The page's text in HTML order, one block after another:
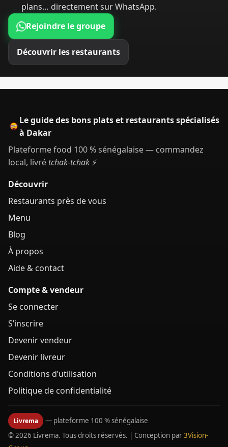
plans… directement sur WhatsApp.
Rejoindre le groupe
Découvrir les restaurants
Le guide des bons plats et restaurants spécialisés
à Dakar
Plateforme food 100 % sénégalaise — commandez
local, livré tchak-tchak ⚡
Découvrir
Restaurants près de vous
Menu
Blog
À propos
Aide & contact
Compte & vendeur
Se connecter
S’inscrire
Devenir vendeur
Devenir livreur
Conditions d’utilisation
Politique de confidentialité
Livrema
— plateforme 100 % sénégalaise
© 2026 Livrema. Tous droits réservés. | Conception par3Vision-